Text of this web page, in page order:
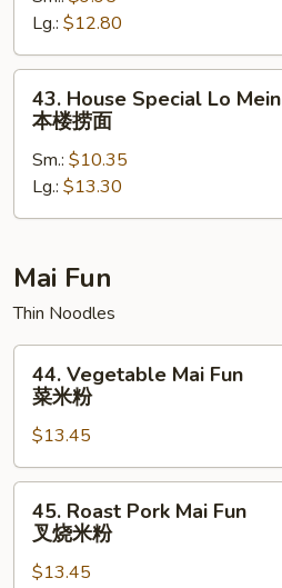
捞
面
Lg.: $12.80
House
Special
Lo
Mein
本
捞
43. House Special Lo Mein
本楼捞面
Sm.: $10.35
Lg.: $13.30
Mai Fun
Thin Noodles
Vegetable
Mai
Fun
菜
米
44. Vegetable Mai Fun
菜米粉
$13.45
Roast
Pork
Mai
45. Roast Pork Mai Fun
叉烧米粉
$13.45